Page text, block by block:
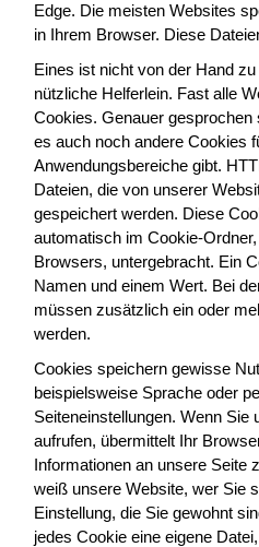
Edge. Die meisten Websites
in Ihrem Browser. Diese
Eines ist nicht von der Hand
nützliche Helferlein. Fast alle
Cookies. Genauer
es auch noch andere Cookies
Anwendungsbereiche gibt.
Dateien, die von unserer
gespeichert werden. Diese
automatisch im Cookie-Ordner,
Browsers, untergebracht. Ein
Namen und einem Wert. Bei
müssen zusätzlich ein oder
werden.
Cookies speichern gewisse
beispielsweise Sprache oder
Seiteneinstellungen. Wenn Sie
aufrufen, übermittelt Ihr
Informationen an unsere Seite
weiß unsere Website, wer Sie
Einstellung, die Sie gewohnt
jedes Cookie eine eigene